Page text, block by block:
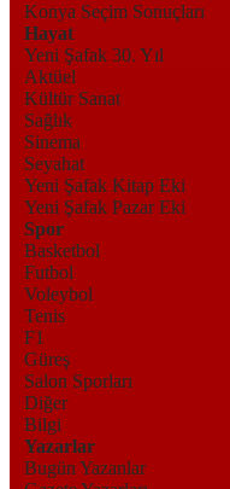
Konya Seçim Sonuçları
Hayat
Yeni Şafak 30. Yıl
Aktüel
Kültür Sanat
Sağlık
Sinema
Seyahat
Yeni Şafak Kitap Eki
Yeni Şafak Pazar Eki
Spor
Basketbol
Futbol
Voleybol
Tenis
F1
Güreş
Salon Sporları
Diğer
Bilgi
Yazarlar
Bugün Yazanlar